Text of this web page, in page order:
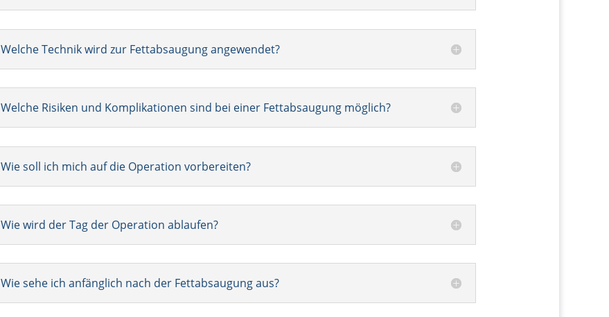
Welche Technik wird zur Fettabsaugung angewendet?
Welche Risiken und Komplikationen sind bei einer Fettabsaugung möglich?
Wie soll ich mich auf die Operation vorbereiten?
Wie wird der Tag der Operation ablaufen?
Wie sehe ich anfänglich nach der Fettabsaugung aus?